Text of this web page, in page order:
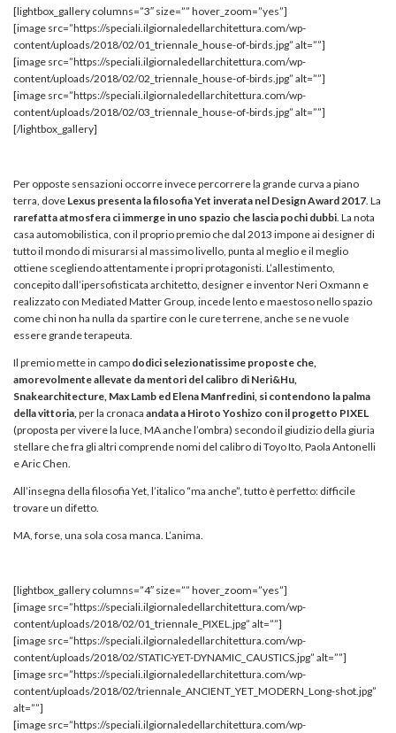
[lightbox_gallery columns=”3″ size=”” hover_zoom=”yes”]
[image src=”https://speciali.ilgiornaledellarchitettura.com/wp-
content/uploads/2018/02/01_triennale_house-of-birds.jpg” alt=””]
[image src=”https://speciali.ilgiornaledellarchitettura.com/wp-
content/uploads/2018/02/02_triennale_house-of-birds.jpg” alt=””]
[image src=”https://speciali.ilgiornaledellarchitettura.com/wp-
content/uploads/2018/02/03_triennale_house-of-birds.jpg” alt=””]
[/lightbox_gallery]
Per opposte sensazioni occorre invece percorrere la grande curva a piano
terra, dove Lexus presenta la filosofia Yet inverata nel Design Award 2017 . La
rarefatta atmosfera ci immerge in uno spazio che lascia pochi dubbi . La nota
casa automobilistica, con il proprio premio che dal 2013 impone ai designer di
tutto il mondo di misurarsi al massimo livello, punta al meglio e il meglio
ottiene scegliendo attentamente i propri protagonisti. L’allestimento,
concepito dall’ipersofisticata architetto, designer e inventor Neri Oxmann e
realizzato con Mediated Matter Group, incede lento e maestoso nello spazio
come chi non ha nulla da spartire con le cure terrene, anche se ne vuole
essere grande terapeuta.
Il premio mette in campo dodici selezionatissime proposte che,
amorevolmente allevate da mentori del calibro di Neri&Hu,
Snakearchitecture, Max Lamb ed Elena Manfredini, si contendono la palma
della vittoria, per la cronaca andata a Hiroto Yoshizo con il progetto PIXEL
(proposta per vivere la luce, MA anche l’ombra) secondo il giudizio della giuria
stellare che fra gli altri comprende nomi del calibro di Toyo Ito, Paola Antonelli
e Aric Chen.
All’insegna della filosofia Yet, l’italico “ma anche”, tutto è perfetto: difficile
trovare un difetto.
MA, forse, una sola cosa manca. L’anima.
[lightbox_gallery columns=”4″ size=”” hover_zoom=”yes”]
[image src=”https://speciali.ilgiornaledellarchitettura.com/wp-
content/uploads/2018/02/01_triennale_PIXEL.jpg” alt=””]
[image src=”https://speciali.ilgiornaledellarchitettura.com/wp-
content/uploads/2018/02/STATIC-YET-DYNAMIC_CAUSTICS.jpg” alt=””]
[image src=”https://speciali.ilgiornaledellarchitettura.com/wp-
content/uploads/2018/02/triennale_ANCIENT_YET_MODERN_Long-shot.jpg”
alt=””]
[image src=”https://speciali.ilgiornaledellarchitettura.com/wp-